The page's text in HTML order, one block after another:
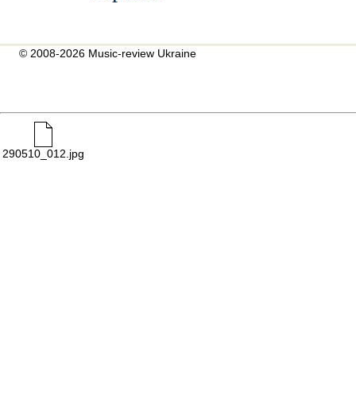
© 2008-2026 Music-review Ukraine
290510_012.jpg